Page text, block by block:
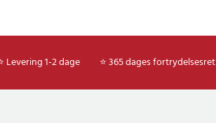
Levering 1-2 dage ⭐ 365 dages fortrydelsesret